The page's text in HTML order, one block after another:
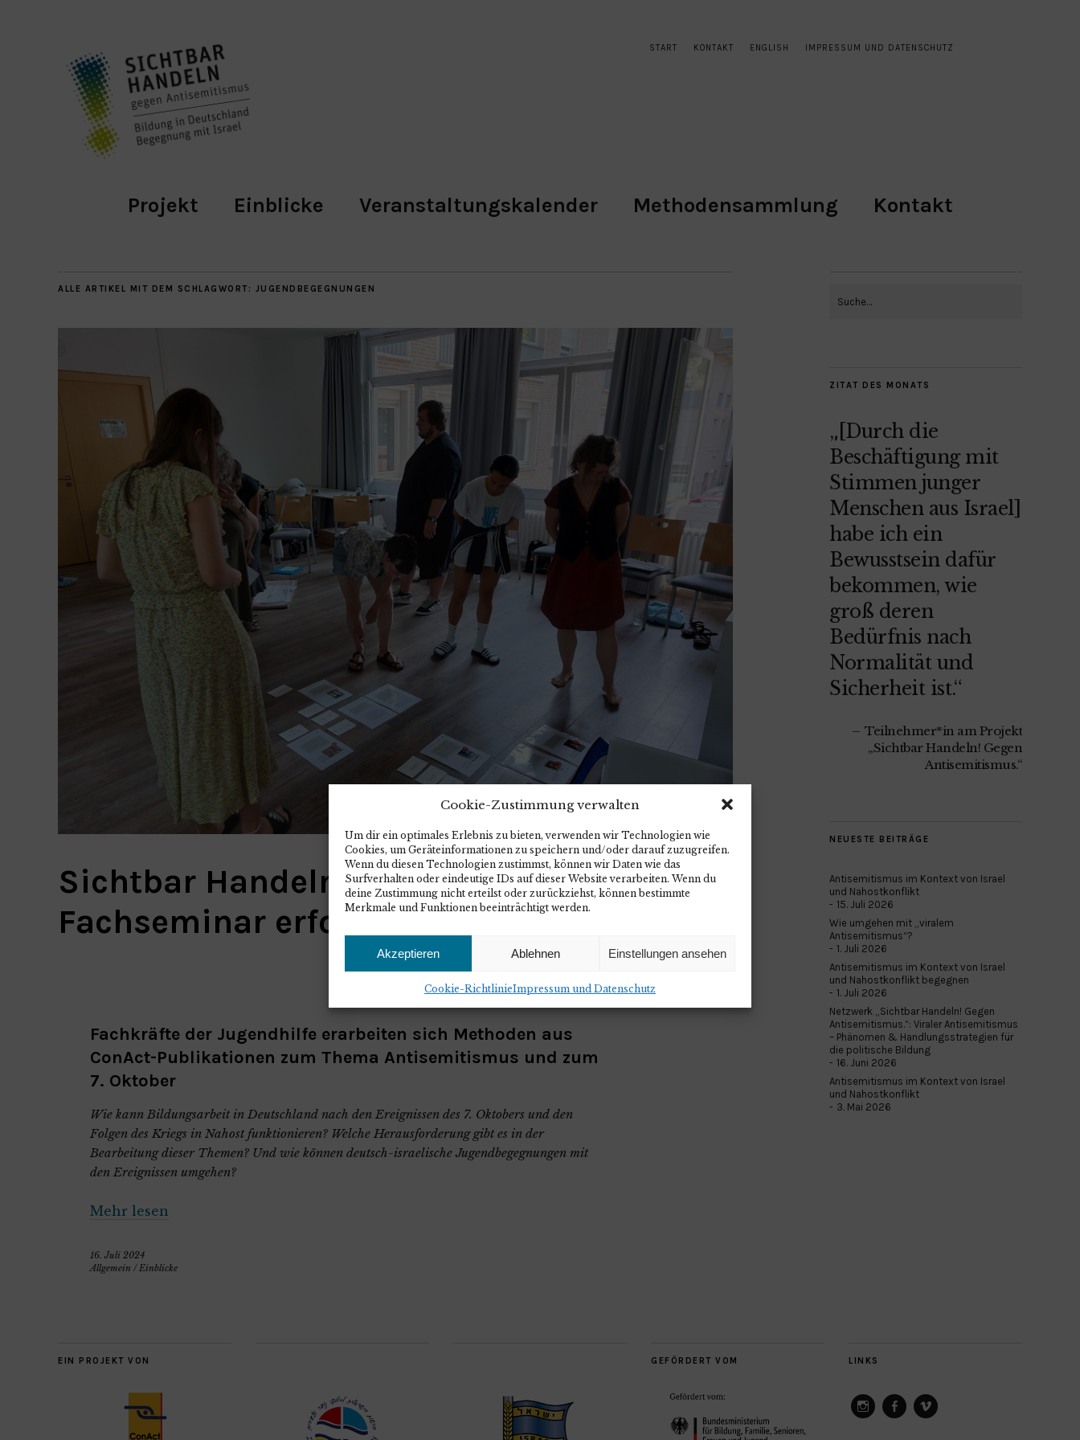
Cookie-Zustimmung verwalten
Um dir ein optimales Erlebnis zu bieten, verwenden wir Technologien wie
Cookies, um Geräteinformationen zu speichern und/oder darauf zuzugreifen.
Wenn du diesen Technologien zustimmst, können wir Daten wie das
Surfverhalten oder eindeutige IDs auf dieser Website verarbeiten. Wenn du
deine Zustimmung nicht erteilst oder zurückziehst, können bestimmte
Merkmale und Funktionen beeinträchtigt werden.
Akzeptieren Ablehnen Einstellungen ansehen
Cookie-RichtlinieImpressum und Datenschutz
START KONTAKT ENGLISH IMPRESSUM UND DATENSCHUTZ
Projekt Einblicke Veranstaltungskalender Methodensammlung Kontakt
ALLE ARTIKEL MIT DEM SCHLAGWORT: JUGENDBEGEGNUNGEN
Sichtbar Handeln! Gegen Antisemitismus.
Fachseminar erfolgreich abgeschlossen
Fachkräfte der Jugendhilfe erarbeiten sich Methoden aus
ConAct-Publikationen zum Thema Antisemitismus und zum
7. Oktober
Wie kann Bildungsarbeit in Deutschland nach den Ereignissen des 7. Oktobers und den
Folgen des Kriegs in Nahost funktionieren? Welche Herausforderung gibt es in der
Bearbeitung dieser Themen? Und wie können deutsch-israelische Jugendbegegnungen mit
den Ereignissen umgehen?
Mehr lesen
16. Juli 2024
Allgemein / Einblicke
ZITAT DES MONATS
„[Durch die
Beschäftigung mit
Stimmen junger
Menschen aus Israel]
habe ich ein
Bewusstsein dafür
bekommen, wie
groß deren
Bedürfnis nach
Normalität und
Sicherheit ist.“
Teilnehmer*in am Projekt
„Sichtbar Handeln! Gegen
Antisemitismus.“
NEUESTE BEITRÄGE
Antisemitismus im Kontext von Israel
und Nahostkonflikt
15. Juli 2026
Wie umgehen mit „viralem
Antisemitismus“?
1. Juli 2026
Antisemitismus im Kontext von Israel
und Nahostkonflikt begegnen
1. Juli 2026
Netzwerk „Sichtbar Handeln! Gegen
Antisemitismus.“: Viraler Antisemitismus
– Phänomen & Handlungsstrategien für
die politische Bildung
16. Juni 2026
Antisemitismus im Kontext von Israel
und Nahostkonflikt
3. Mai 2026
EIN PROJEKT VON GEFÖRDERT VOM LINKS